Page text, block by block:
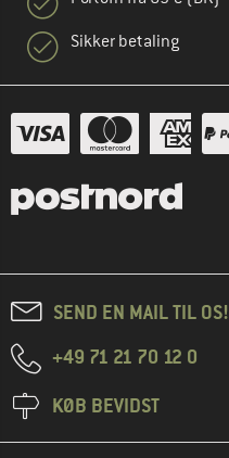
Sikker betaling
SEND EN MAIL TIL OS!
+49 71 21 70 12 0
KØB BEVIDST